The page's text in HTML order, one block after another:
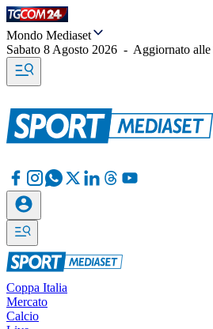
Mondo Mediaset
Sabato 8 Agosto 2026 - Aggiornato alle
Coppa Italia
Mercato
Calcio